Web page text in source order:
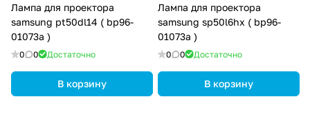
Лампа для проектора
samsung pt50dl14 ( bp96-
01073a )
0 0 Достаточно
В корзину
Лампа для проектора
samsung sp50l6hx ( bp96-
01073a )
0 0 Достаточно
В корзину